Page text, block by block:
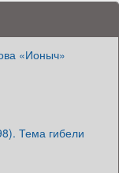
«Ионыч»
Тема гибели